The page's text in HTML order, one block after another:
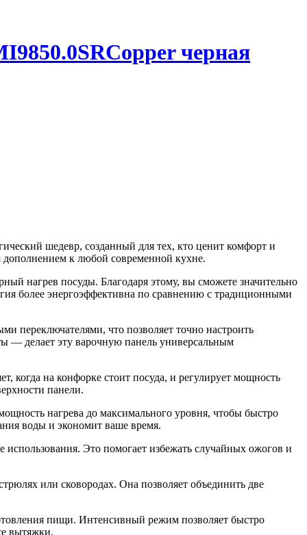
черная
шедевр, созданный для тех, кто ценит комфорт и
дополнением к любой современной кухне.
нагрев посуды. Благодаря этому, вы сможете значительно
более энергоэффективна по сравнению с традиционными
переключателями, что позволяет точно настроить
— делает эту варочную панель универсальным
когда на конфорке стоит посуда, и регулирует мощность
панели.
нагрева до максимального уровня, чтобы быстро
воды и экономит ваше время.
Это помогает избежать случайных ожогов и
или сковородах. Она позволяет объединить две
пищи. Интенсивный режим позволяет быстро
вытяжки.